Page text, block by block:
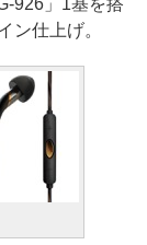
926」1基を搭
ン仕上げ。